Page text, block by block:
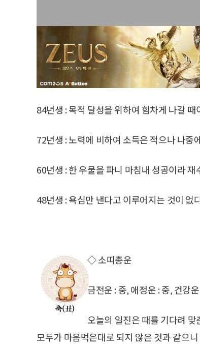
84년생 : 목적 달성을 위하여 힘차게 나갈 때
72년생 : 노력에 비하여 소득은 적으나 나중
60년생 : 한 우물을 파니 마침내 성공이라
48년생 : 욕심만 낸다고 이루어지는 것이 없
◇ 소띠총운
금전운 : 중, 애정운 : 중, 건강
오늘의 일진은 때를 기다려
모두가 마음먹은대로 되지 않은 것과 같으